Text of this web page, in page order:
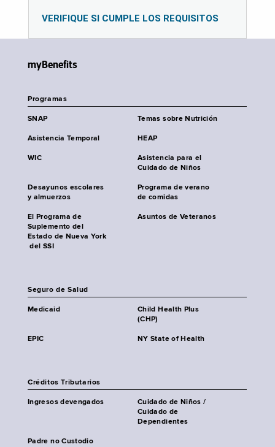
VERIFIQUE SI CUMPLE LOS REQUISITOS
myBenefits
Programas
SNAP Temas sobre Nutrición
Asistencia Temporal HEAP
WIC
Asistencia para el
Cuidado de Niños
Desayunos escolares
y almuerzos
Programa de verano
de comidas
El Programa de
Suplemento del
Estado de Nueva York
del SSI
Asuntos de Veteranos
Seguro de Salud
Medicaid
Child Health Plus
(CHP)
EPIC NY State of Health
Créditos Tributarios
Ingresos devengados
Cuidado de Niños /
Cuidado de
Dependientes
Padre no Custodio